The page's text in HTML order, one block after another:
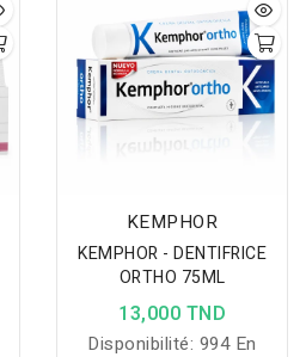
zones difficiles d’accès.
KEMPHOR
KEMPHOR - DENTIFRICE
ORTHO 75ML
13,000 TND
Disponibilité: 994 En